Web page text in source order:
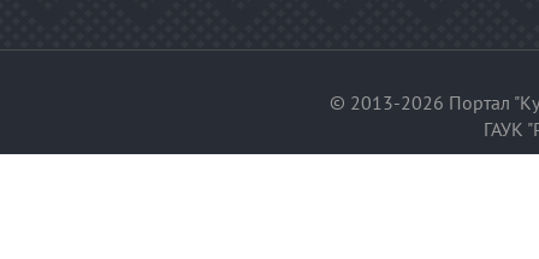
© 2013-2026 Портал
ГАУК